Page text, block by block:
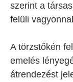
szerint a
felüli
A törzstőkén
emelés
átrendezést